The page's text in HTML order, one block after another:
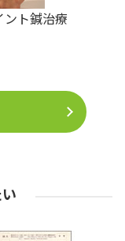
ント鍼治療